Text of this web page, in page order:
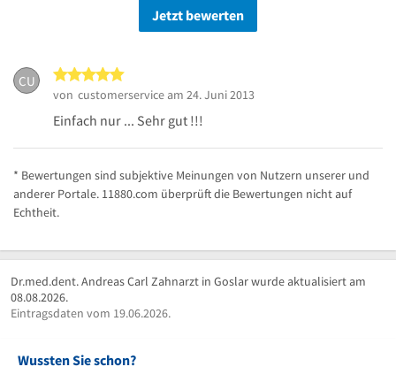
Jetzt bewerten
CU
von customerservice am 24. Juni 2013
Einfach nur ... Sehr gut !!!
* Bewertungen sind subjektive Meinungen von Nutzern unserer und
anderer Portale. 11880.com überprüft die Bewertungen nicht auf
Echtheit.
Dr.med.dent. Andreas Carl Zahnarzt in Goslar wurde aktualisiert am
08.08.2026.
Eintragsdaten vom 19.06.2026.
Wussten Sie schon?